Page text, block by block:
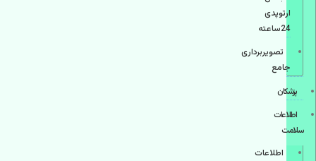
ارتوپدی
24ساعته
تصویربرداری
جامع
پزشكان
اطلاعات
سلامت
اطلاعات